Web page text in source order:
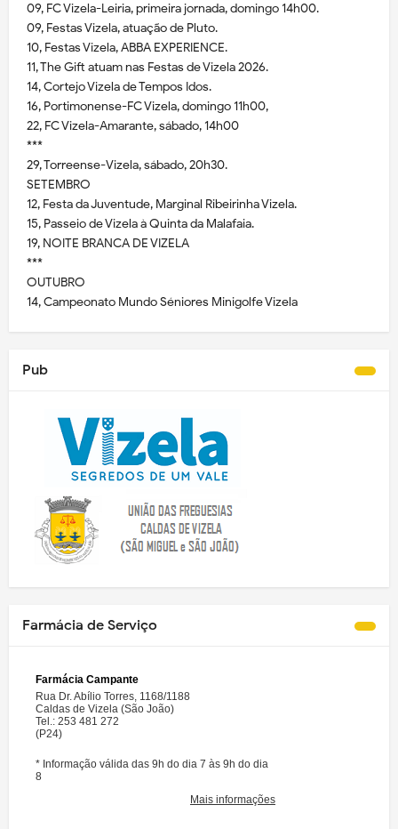
09, FC Vizela-Leiria, primeira jornada, domingo 14h00.
09, Festas Vizela, atuação de Pluto.
10, Festas Vizela, ABBA EXPERIENCE.
11, The Gift atuam nas Festas de Vizela 2026.
14, Cortejo Vizela de Tempos Idos.
16, Portimonense-FC Vizela, domingo 11h00,
22, FC Vizela-Amarante, sábado, 14h00
***
29, Torreense-Vizela, sábado, 20h30.
SETEMBRO
12, Festa da Juventude, Marginal Ribeirinha Vizela.
15, Passeio de Vizela à Quinta da Malafaia.
19, NOITE BRANCA DE VIZELA
***
OUTUBRO
14, Campeonato Mundo Séniores Minigolfe Vizela
Pub
Farmácia de Serviço